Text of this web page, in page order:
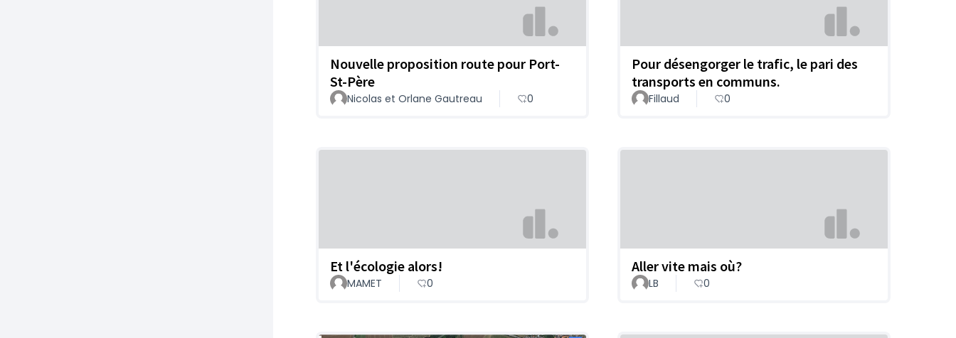
Nouvelle proposition route pour Port-
St-Père
Nicolas et Orlane Gautreau 0
Pour désengorger le trafic, le pari des
transports en communs.
Fillaud 0
Et l'écologie alors!
MAMET 0
Aller vite mais où?
LB 0